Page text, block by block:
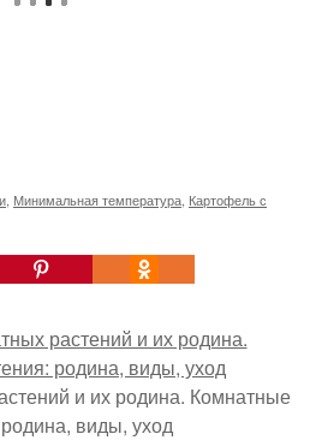
Минимальная температура Картофель с
и их родина. Комнатные
виды, уход